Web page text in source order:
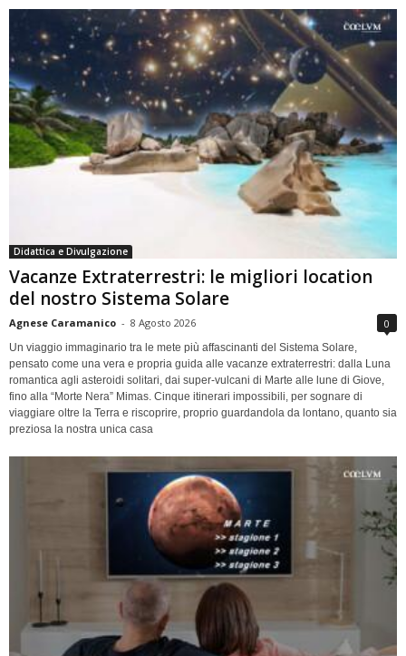
Didattica e Divulgazione
Vacanze Extraterrestri: le migliori location
del nostro Sistema Solare
Agnese Caramanico - 8 Agosto 2026 0
Un viaggio immaginario tra le mete più affascinanti del Sistema Solare,
pensato come una vera e propria guida alle vacanze extraterrestri: dalla Luna
romantica agli asteroidi solitari, dai super-vulcani di Marte alle lune di Giove,
fino alla “Morte Nera” Mimas. Cinque itinerari impossibili, per sognare di
viaggiare oltre la Terra e riscoprire, proprio guardandola da lontano, quanto sia
preziosa la nostra unica casa